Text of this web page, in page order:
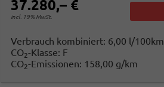
37.280,– €
incl. 19% MwSt.
Verbrauch kombiniert: 6,00 l/100km
CO2-Klasse: F
CO2-Emissionen: 158,00 g/km